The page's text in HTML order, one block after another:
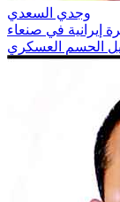
وجدي السعدي
إيرانية في صنعاء
الحسم العسكري